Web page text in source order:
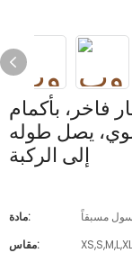
بأكمام
يصل طوله
إلى الركبة
مادة:
مقاس: